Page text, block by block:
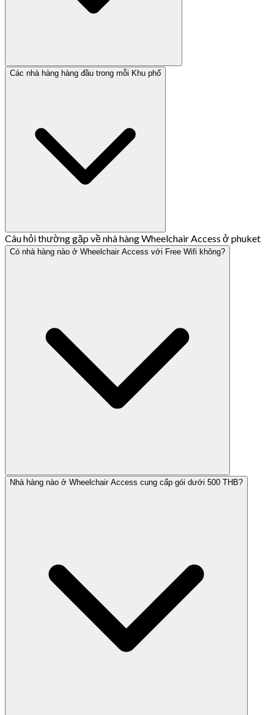
Các nhà hàng hàng đầu trong mỗi Khu phố
Câu hỏi thường gặp về nhà hàng Wheelchair Access ở phuket
Có nhà hàng nào ở Wheelchair Access với Free Wifi không?
Nhà hàng nào ở Wheelchair Access cung cấp gói dưới 500 THB?